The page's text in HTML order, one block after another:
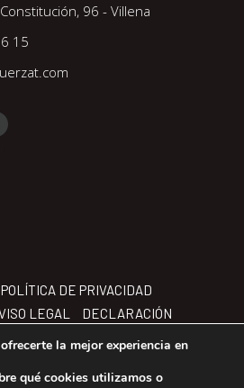
96 - Villena
15
POLÍTICA DE PRIVACIDAD
LEGAL
DECLARACIÓN
ACCCESIBILIDAD
POLÍTICA
CONDICIONES
la mejor experiencia en
qué cookies utilizamos o